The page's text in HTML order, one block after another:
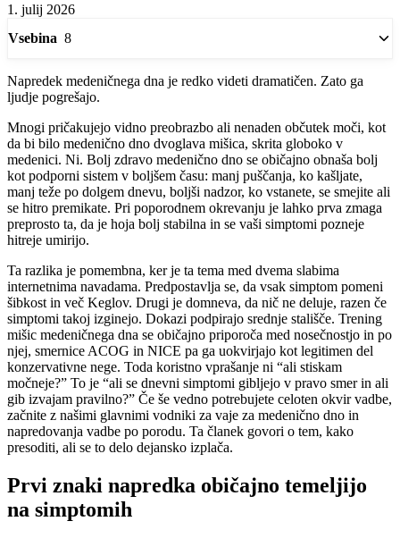
1. julij 2026
Vsebina 8
Napredek medeničnega dna je redko videti dramatičen. Zato ga
ljudje pogrešajo.
Mnogi pričakujejo vidno preobrazbo ali nenaden občutek moči, kot
da bi bilo medenično dno dvoglava mišica, skrita globoko v
medenici. Ni. Bolj zdravo medenično dno se običajno obnaša bolj
kot podporni sistem v boljšem času: manj puščanja, ko kašljate,
manj teže po dolgem dnevu, boljši nadzor, ko vstanete, se smejite ali
se hitro premikate. Pri poporodnem okrevanju je lahko prva zmaga
preprosto ta, da je hoja bolj stabilna in se vaši simptomi pozneje
hitreje umirijo.
Ta razlika je pomembna, ker je ta tema med dvema slabima
internetnima navadama. Predpostavlja se, da vsak simptom pomeni
šibkost in več Keglov. Drugi je domneva, da nič ne deluje, razen če
simptomi takoj izginejo. Dokazi podpirajo srednje stališče. Trening
mišic medeničnega dna se običajno priporoča med nosečnostjo in po
njej, smernice ACOG in NICE pa ga uokvirjajo kot legitimen del
konzervativne nege. Toda koristno vprašanje ni “ali stiskam
močneje?” To je “ali se dnevni simptomi gibljejo v pravo smer in ali
gib izvajam pravilno?” Če še vedno potrebujete celoten okvir vadbe,
začnite z našimi glavnimi vodniki za vaje za medenično dno in
napredovanja vadbe po porodu. Ta članek govori o tem, kako
presoditi, ali se to delo dejansko izplača.
Prvi znaki napredka običajno temeljijo
na simptomih